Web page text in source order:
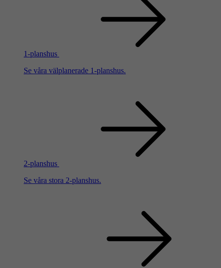
1-planshus
Se våra välplanerade 1-planshus.
2-planshus
Se våra stora 2-planshus.